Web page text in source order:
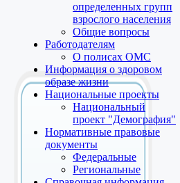
определенных групп
взрослого населения
Общие вопросы
Работодателям
О полисах ОМС
Информация о здоровом
образе жизни
Национальные проекты
Национальный
проект "Демография"
Нормативные правовые
документы
Федеральные
Региональные